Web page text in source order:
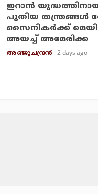
ഇറാന്‍
പുതിയ തന്ത്രങ്ങള്‍
സൈനികര്‍ക്ക്
അയച്ച് അമേരിക്ക
അഞ്ജു ചന്ദ്രന്‍ 2 days ago